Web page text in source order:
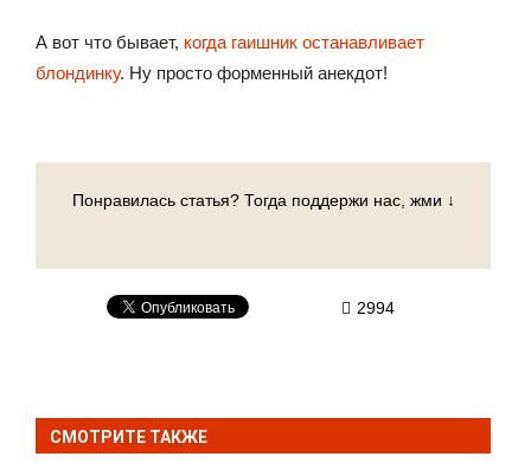
А вот что бывает, когда гаишник останавливает
блондинку. Ну просто форменный анекдот!
Понравилась статья? Тогда поддержи нас, жми ↓
2994
СМОТРИТЕ ТАКЖЕ